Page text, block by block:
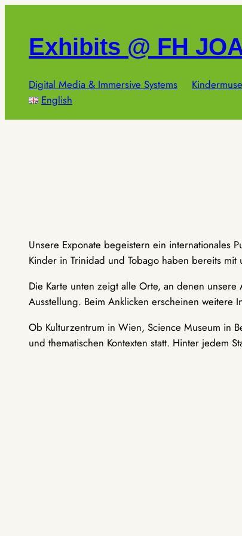
springenExhibits @ FH
Digital Media & Immersive Systems
English
Unsere Exponate begeistern ein internationales
Kinder in Trinidad und Tobago haben bereits mit
Die Karte unten zeigt alle Orte, an denen
Ausstellung. Beim Anklicken erscheinen weitere
Ob Kulturzentrum in Wien, Science Museum in
und thematischen Kontexten statt. Hinter jedem